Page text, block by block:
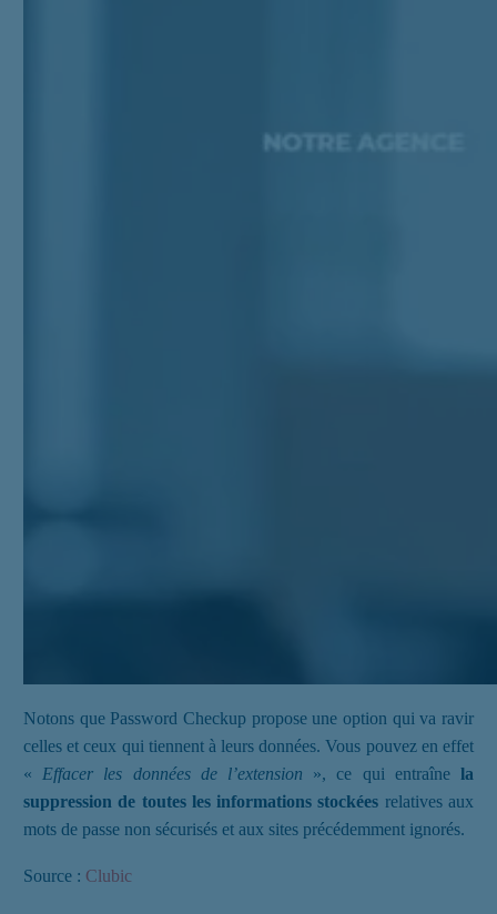
Notons que Password Checkup propose une option qui va ravir
celles et ceux qui tiennent à leurs données. Vous pouvez en effet
« Effacer les données de l’extension », ce qui entraînela
suppression de toutes les informations stockées relatives aux
mots de passe non sécurisés et aux sites précédemment ignorés.
Source : Clubic